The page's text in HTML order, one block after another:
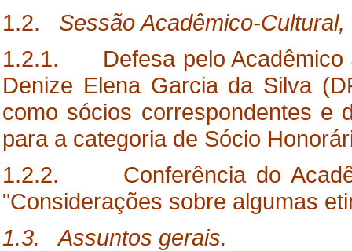
1.2. Sessão Acadêmico-
1.2.1. Defesa pelo Acadêmico
Denize Elena Garcia da Silva
como sócios correspondentes e
para a categoria de Sócio
1.2.2. Conferência do
"Considerações sobre algumas
1.3. Assuntos gerais.